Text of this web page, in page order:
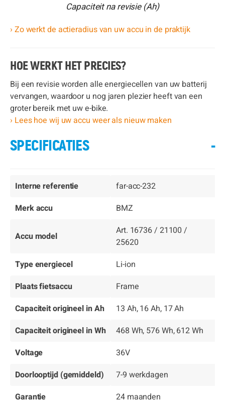
Capaciteit na revisie (Ah)
› Zo werkt de actieradius van uw accu in de praktijk
HOE WERKT HET PRECIES?
Bij een revisie worden alle energiecellen van uw batterij
vervangen, waardoor u nog jaren plezier heeft van een
groter bereik met uw e-bike.
› Lees hoe wij uw accu weer als nieuw maken
SPECIFICATIES -
Interne referentie
far-acc-232
Merk accu
BMZ
Accu model
Art. 16736 / 21100 /
25620
Type energiecel
Li-ion
Plaats fietsaccu
Frame
Capaciteit origineel in Ah
13 Ah, 16 Ah, 17 Ah
Capaciteit origineel in Wh
468 Wh, 576 Wh, 612 Wh
Voltage
36V
Doorlooptijd (gemiddeld)
7-9 werkdagen
Garantie
24 maanden